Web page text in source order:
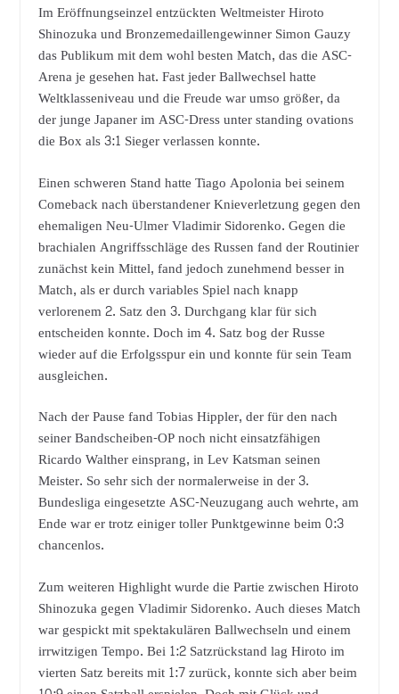
Im Eröffnungseinzel entzückten Weltmeister Hiroto
Shinozuka und Bronzemedaillengewinner Simon Gauzy
das Publikum mit dem wohl besten Match, das die ASC-
Arena je gesehen hat. Fast jeder Ballwechsel hatte
Weltklasseniveau und die Freude war umso größer, da
der junge Japaner im ASC-Dress unter standing ovations
die Box als 3:1 Sieger verlassen konnte.
Einen schweren Stand hatte Tiago Apolonia bei seinem
Comeback nach überstandener Knieverletzung gegen den
ehemaligen Neu-Ulmer Vladimir Sidorenko. Gegen die
brachialen Angriffsschläge des Russen fand der Routinier
zunächst kein Mittel, fand jedoch zunehmend besser in
Match, als er durch variables Spiel nach knapp
verlorenem 2. Satz den 3. Durchgang klar für sich
entscheiden konnte. Doch im 4. Satz bog der Russe
wieder auf die Erfolgsspur ein und konnte für sein Team
ausgleichen.
Nach der Pause fand Tobias Hippler, der für den nach
seiner Bandscheiben-OP noch nicht einsatzfähigen
Ricardo Walther einsprang, in Lev Katsman seinen
Meister. So sehr sich der normalerweise in der 3.
Bundesliga eingesetzte ASC-Neuzugang auch wehrte, am
Ende war er trotz einiger toller Punktgewinne beim 0:3
chancenlos.
Zum weiteren Highlight wurde die Partie zwischen Hiroto
Shinozuka gegen Vladimir Sidorenko. Auch dieses Match
war gespickt mit spektakulären Ballwechseln und einem
irrwitzigen Tempo. Bei 1:2 Satzrückstand lag Hiroto im
vierten Satz bereits mit 1:7 zurück, konnte sich aber beim